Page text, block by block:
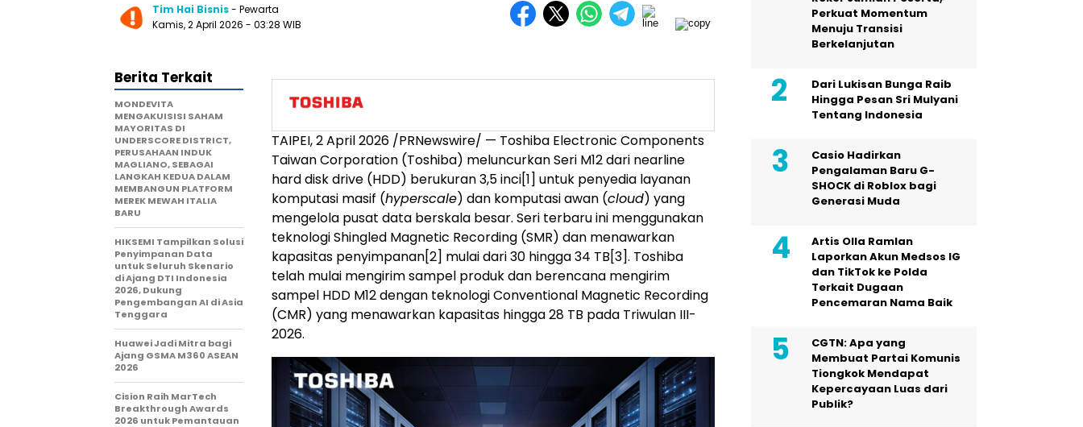
Tim Hai Bisnis- Pewarta
Kamis, 2 April 2026 - 03:28 WIB
TAIPEI, 2 April 2026 /PRNewswire/ — Toshiba Electronic Components
Taiwan Corporation (Toshiba) meluncurkan Seri M12 dari nearline
hard disk drive (HDD) berukuran 3,5 inci[1] untuk penyedia layanan
komputasi masif (hyperscale) dan komputasi awan (cloud) yang
mengelola pusat data berskala besar. Seri terbaru ini menggunakan
teknologi Shingled Magnetic Recording (SMR) dan menawarkan
kapasitas penyimpanan[2] mulai dari 30 hingga 34 TB[3]. Toshiba
telah mulai mengirim sampel produk dan berencana mengirim
sampel HDD M12 dengan teknologi Conventional Magnetic Recording
(CMR) yang menawarkan kapasitas hingga 28 TB pada Triwulan III-
2026.
Berita Terkait
MONDEVITA
MENGAKUISISI SAHAM
MAYORITAS DI
UNDERSCORE DISTRICT,
PERUSAHAAN INDUK
MAGLIANO, SEBAGAI
LANGKAH KEDUA DALAM
MEMBANGUN PLATFORM
MEREK MEWAH ITALIA
BARU
HIKSEMI Tampilkan Solusi
Penyimpanan Data
untuk Seluruh Skenario
di Ajang DTI Indonesia
2026, Dukung
Pengembangan AI di Asia
Tenggara
Huawei Jadi Mitra bagi
Ajang GSMA M360 ASEAN
2026
Cision Raih MarTech
Breakthrough Awards
2026 untuk Pemantauan
Perkuat Momentum
Menuju Transisi
Berkelanjutan
Dari Lukisan Bunga Raib
Hingga Pesan Sri Mulyani
Tentang Indonesia
Casio Hadirkan
Pengalaman Baru G-
SHOCK di Roblox bagi
Generasi Muda
Artis Olla Ramlan
Laporkan Akun Medsos IG
dan TikTok ke Polda
Terkait Dugaan
Pencemaran Nama Baik
CGTN: Apa yang
Membuat Partai Komunis
Tiongkok Mendapat
Kepercayaan Luas dari
Publik?